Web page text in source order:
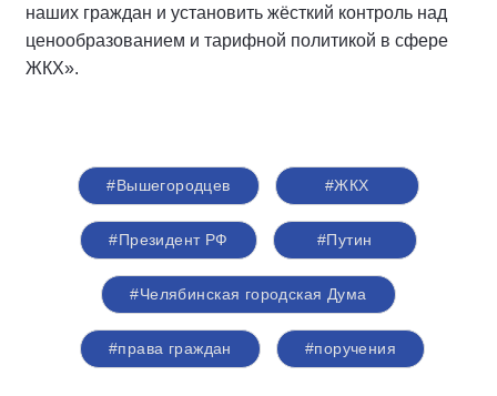
наших граждан и установить жёсткий контроль над
ценообразованием и тарифной политикой в сфере
ЖКХ».
#Вышегородцев #ЖКХ
#Президент РФ #Путин
#Челябинская городская Дума
#права граждан #поручения